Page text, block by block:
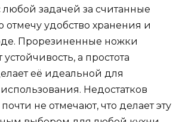
любой задачей за считанные
отмечу удобство хранения и
Прорезиненные ножки
а простота
её идеальной для
Недостатков
не отмечают, что делает эту